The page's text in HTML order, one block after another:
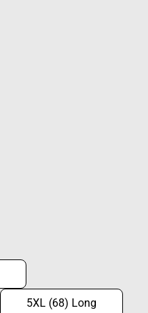
5XL (68) Long